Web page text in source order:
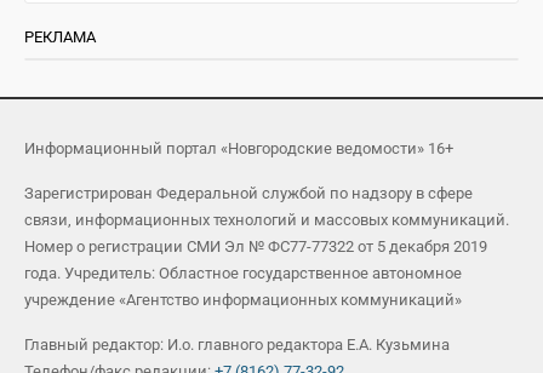
РЕКЛАМА
Информационный портал «Новгородские ведомости» 16+
Зарегистрирован Федеральной службой по надзору в сфере
связи, информационных технологий и массовых коммуникаций.
Номер о регистрации СМИ Эл № ФС77-77322 от 5 декабря 2019
года. Учредитель: Областное государственное автономное
учреждение «Агентство информационных коммуникаций»
Главный редактор: И.о. главного редактора Е.А. Кузьмина